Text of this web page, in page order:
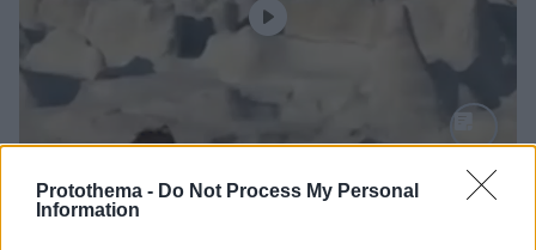
Protothema - Do Not Process My Personal
Information